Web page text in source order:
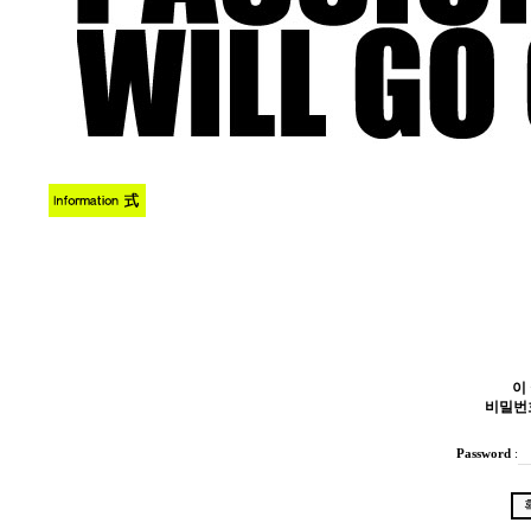
이
비밀
Password :